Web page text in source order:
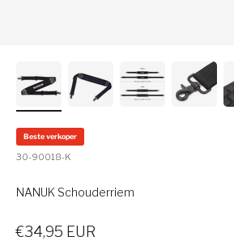
Beste verkoper
30-90018-K
NANUK Schouderriem
Verkoopprijs
€34,95 EUR